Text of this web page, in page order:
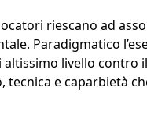
riescano ad
Paradigmatico
livello contro
tecnica e caparbietà